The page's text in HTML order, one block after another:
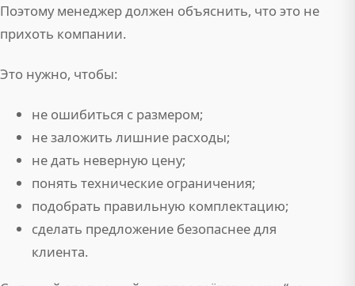
Поэтому менеджер должен объяснить, что это не
прихоть компании.
Это нужно, чтобы:
не ошибиться с размером;
не заложить лишние расходы;
не дать неверную цену;
понять технические ограничения;
подобрать правильную комплектацию;
сделать предложение безопаснее для
клиента.